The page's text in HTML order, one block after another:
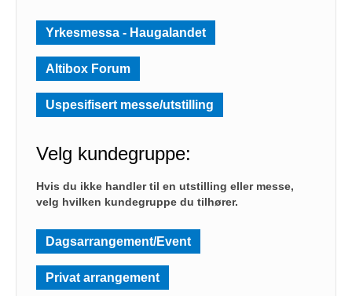
Yrkesmessa - Haugalandet
Altibox Forum
Uspesifisert messe/utstilling
Velg kundegruppe:
Hvis du ikke handler til en utstilling eller messe,
velg hvilken kundegruppe du tilhører.
Dagsarrangement/Event
Privat arrangement